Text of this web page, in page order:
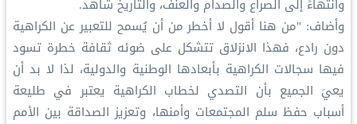
وانتهاءً إلى الصراع والصدام والعنف، والتاريخ شاهد.
وأضاف: "من هنا أقول لا أخطر من أن يُسمح للتعبير عن الكراهية
دون رادع، فهذا الانزلاق تتشكل على ضوئه ثقافة خطرة تسود
فيها سجالات الكراهية بأبعادها الوطنية والدولية، لذا لا بد أن
يعيَ الجميع بأن التصدي لخطاب الكراهية يعتبر في طليعة
أسباب حفظ سلم المجتمعات وأمنها، وتعزيز الصداقة بين الأمم